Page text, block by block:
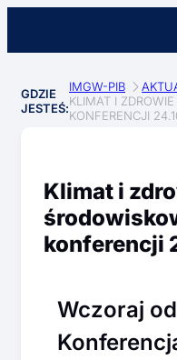
GDZIE
JESTEŚ:
IMGW-PIB
KLIMAT I
KONFERENCJI
Klimat i
konferencji
Wczoraj